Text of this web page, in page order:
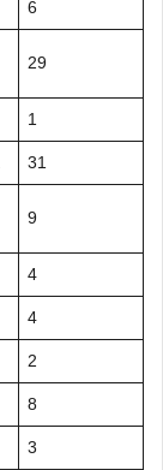
6
29
1
31
9
4
4
2
8
3